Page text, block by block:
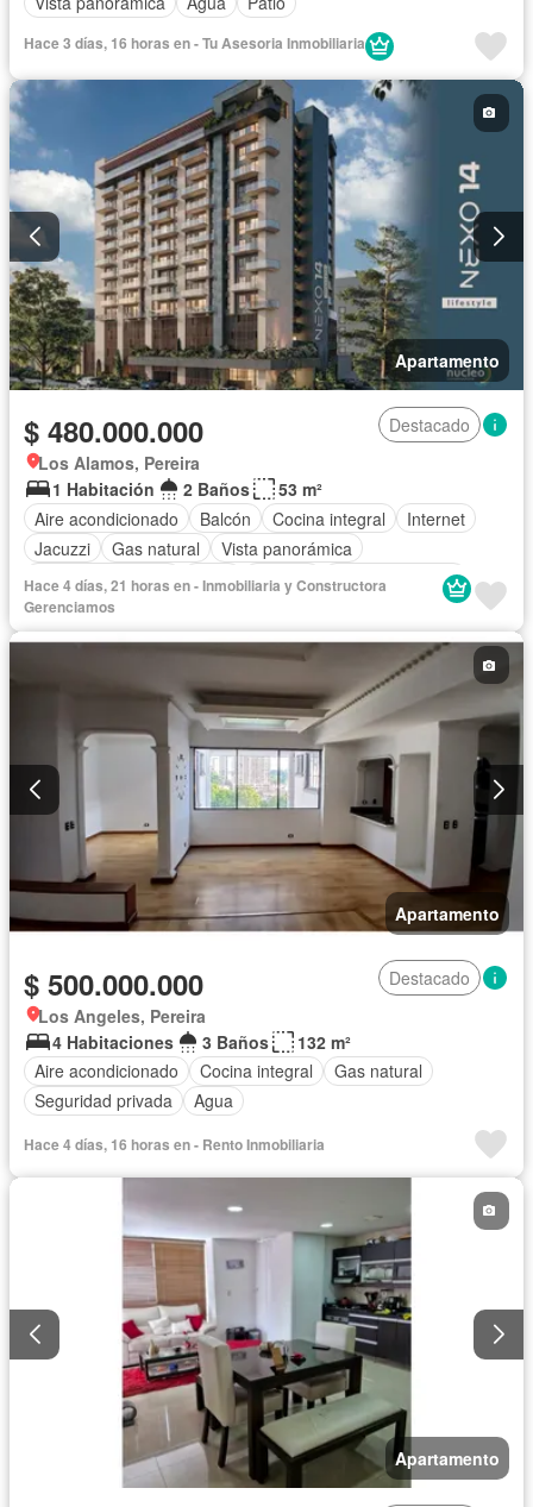
Hace 3 días, 16 horas en - Tu Asesoria Inmobiliaria
Apartamento
$ 480.000.000
Destacado
Los Alamos, Pereira
1 Habitación
2 Baños
53 m²
Aire acondicionado
Balcón Cocina integral
Internet
Jacuzzi
Gas natural
Vista panorámica
Cuarto de servicio
Agua Terraza
Tanque de agua
Patio
Área infantil
Acceso para personas con discapacidad
Jardín
Caseta de vigilancia Gimnasio
Ascensor
Seguridad privada Cancha de tenis
Wifi
Permite mascotas
Solo familias Permite niños
Hace 4 días, 21 horas en - Inmobiliaria y Constructora
Gerenciamos
Apartamento
$ 500.000.000
Destacado
Los Angeles, Pereira
4 Habitaciones
3 Baños
132 m²
Aire acondicionado
Cocina integral
Gas natural
Seguridad privada
Agua
Hace 4 días, 16 horas en - Rento Inmobiliaria
Apartamento